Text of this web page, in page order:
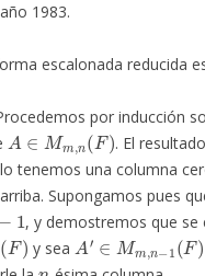
1983.
escalonada reducida
por inducción
A∈Mm,n (F)
. El
tenemos una columna
Supongamos pues
1
, y demostremos que
(F)
y sea
A′∈Mm, n−1(F)
n